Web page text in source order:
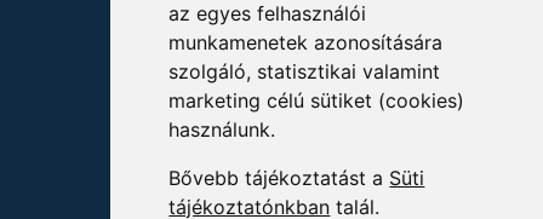
az egyes felhasználói
munkamenetek azonosítására
szolgáló, statisztikai valamint
marketing célú sütiket (cookies)
használunk.
Bővebb tájékoztatást a Süti
tájékoztatónkban talál.
ELÉRHETŐSÉGEK
+36 1 880 7600
info@mprx.hu